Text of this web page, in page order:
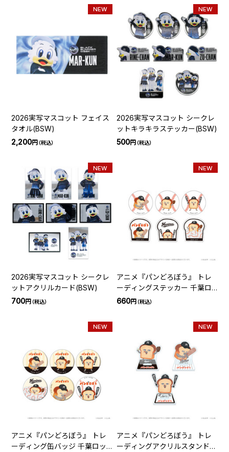
NEW
2026実写マスコット フェイス
タオル(BSW)
2,200円（税込）
NEW
2026実写マスコット シークレ
ットキラキラステッカー(BSW)
500円（税込）
NEW
2026実写マスコット シークレ
ットアクリルカード(BSW)
700円（税込）
NEW
アニメ『パンどろぼう』 トレ
ーディングステッカー 千葉ロ
ッテマリーンズ(全6種)
660円（税込）
NEW
アニメ『パンどろぼう』 トレ
ーディング缶バッジ 千葉ロッ
NEW
アニメ『パンどろぼう』 トレ
ーディングアクリルスタンド